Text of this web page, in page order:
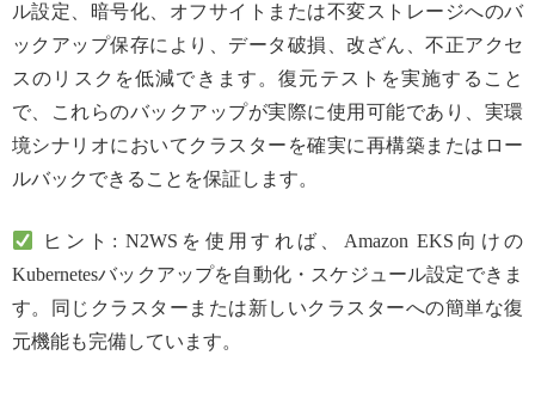
ル設定、暗号化、オフサイトまたは不変ストレージへのバ
ックアップ保存により、データ破損、改ざん、不正アクセ
スのリスクを低減できます。復元テストを実施すること
で、これらのバックアップが実際に使用可能であり、実環
境シナリオにおいてクラスターを確実に再構築またはロー
ルバックできることを保証します。
ヒント: N2WSを使用すれば、Amazon EKS向けの
Kubernetesバックアップを自動化・スケジュール設定できま
す。同じクラスターまたは新しいクラスターへの簡単な復
元機能も完備しています。